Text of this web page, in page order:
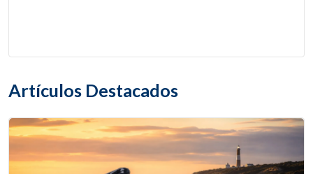
Artículos Destacados